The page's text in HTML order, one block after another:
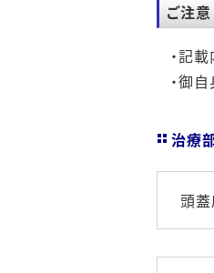
ご注意
・記
・御
治療
頭